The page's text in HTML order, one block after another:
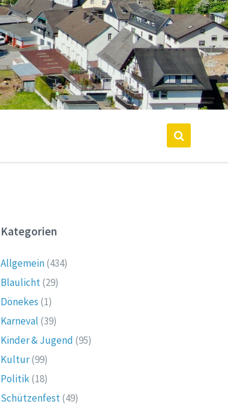
Kategorien
Allgemein(434)
Blaulicht(29)
Dönekes (1)
Karneval (39)
Kinder & Jugend (95)
Kultur(99)
Politik(18)
Schützenfest(49)